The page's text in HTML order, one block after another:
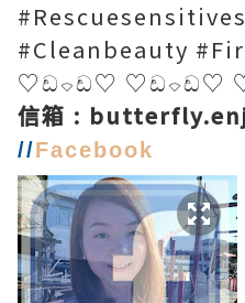
#Cleanbeauty
♡ඩ⌔ඩ♡ ♡ඩ⌔ඩ♡
信箱 :
//Facebook